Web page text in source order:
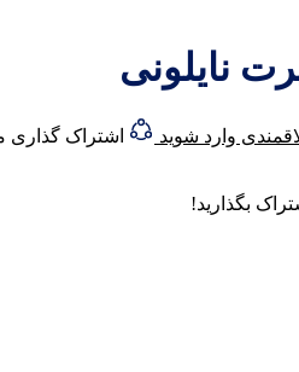
نایلونی
وارد شوید اشتراک
بگذارید!